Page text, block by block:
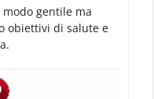
gentile ma
obiettivi di salute e